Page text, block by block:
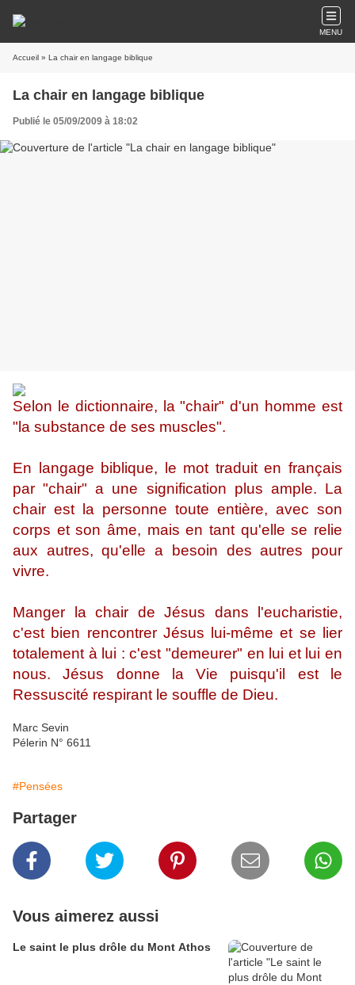
MENU
Accueil » La chair en langage biblique
La chair en langage biblique
Publié le 05/09/2009 à 18:02
Selon le dictionnaire, la "chair" d'un homme est
"la substance de ses muscles".
En langage biblique, le mot traduit en français
par "chair" a une signification plus ample. La
chair est la personne toute entière, avec son
corps et son âme, mais en tant qu'elle se relie
aux autres, qu'elle a besoin des autres pour
vivre.
Manger la chair de Jésus dans l'eucharistie,
c'est bien rencontrer Jésus lui-même et se lier
totalement à lui : c'est "demeurer" en lui et lui en
nous. Jésus donne la Vie puisqu'il est le
Ressuscité respirant le souffle de Dieu.
Marc Sevin
Pélerin N° 6611
#Pensées
Partager
Vous aimerez aussi
Le saint le plus drôle du Mont Athos